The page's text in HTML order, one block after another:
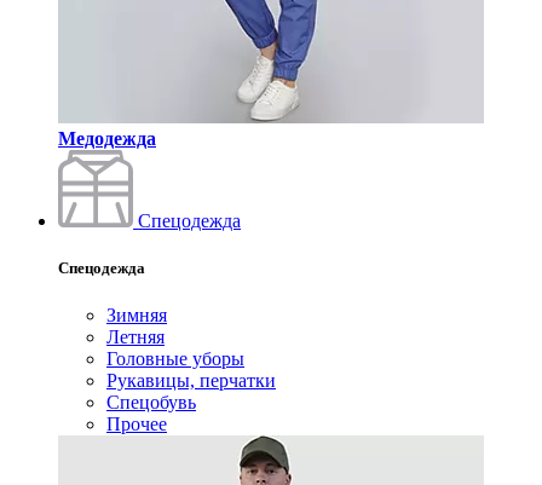
Медодежда
Спецодежда
Спецодежда
Зимняя
Летняя
Головные уборы
Рукавицы, перчатки
Спецобувь
Прочее